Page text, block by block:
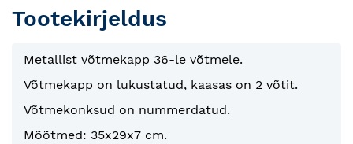
Tootekirjeldus
Metallist võtmekapp 36-le võtmele.
Võtmekapp on lukustatud, kaasas on 2 võtit.
Võtmekonksud on nummerdatud.
Mõõtmed: 35x29x7 cm.